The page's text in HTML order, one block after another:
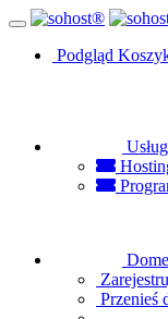
Podgląd
Przenieś